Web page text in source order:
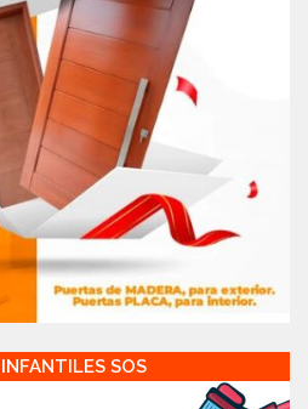
SOS